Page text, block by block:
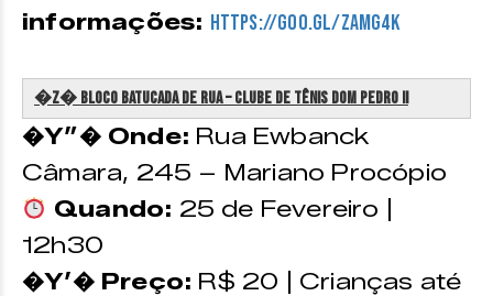
informações: https://goo.gl/zAmg4k
�z�️ Bloco Batucada de Rua – Clube de Tênis Dom Pedro II
�Y”� Onde: Rua Ewbanck
Câmara, 245 – Mariano Procópio
Quando: 25 de Fevereiro |
12h30
�Y’� Preço: R$ 20 | Crianças até